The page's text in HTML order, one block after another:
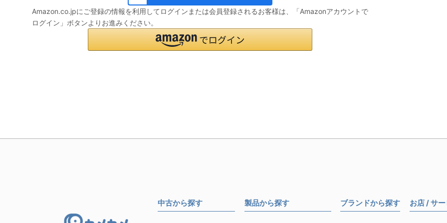
Amazon.co.jpにご登録の情報を利用してログインまたは会員登録されるお客様は、「Amazonアカウントで
ログイン」ボタンよりお進みください。
中古から探す 製品から探す ブランドから探す お店 / サ